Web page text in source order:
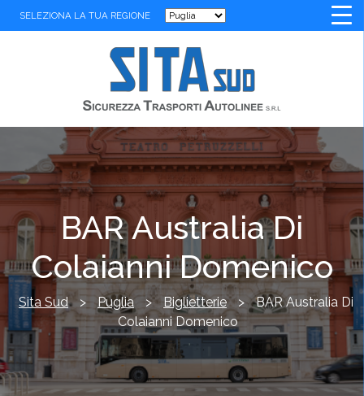
SELEZIONA LA TUA REGIONE
BAR Australia Di
Colaianni Domenico
Sita Sud > Puglia > Biglietterie > BAR Australia Di
Colaianni Domenico